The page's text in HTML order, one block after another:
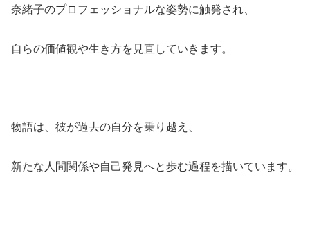
奈緒子のプロフェッショナルな姿勢に触発され、
自らの価値観や生き方を見直していきます。
物語は、彼が過去の自分を乗り越え、
新たな人間関係や自己発見へと歩む過程を描いています。